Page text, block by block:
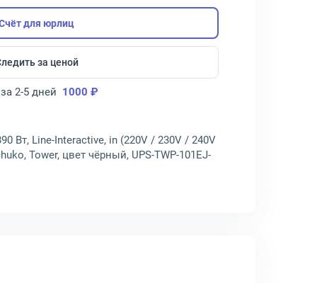
для юрлиц
за ценой
2-5 дней 1000 ₽
Вт, Line-Interactive, in (220V / 230V / 240V
Tower, цвет чёрный, UPS-TWP-101EJ-